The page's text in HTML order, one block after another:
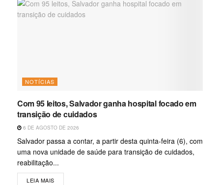
NOTÍCIAS
Com 95 leitos, Salvador ganha hospital focado em
transição de cuidados
6 DE AGOSTO DE 2026
Salvador passa a contar, a partir desta quinta-feira (6), com
uma nova unidade de saúde para transição de cuidados,
reabilitação...
LEIA MAIS